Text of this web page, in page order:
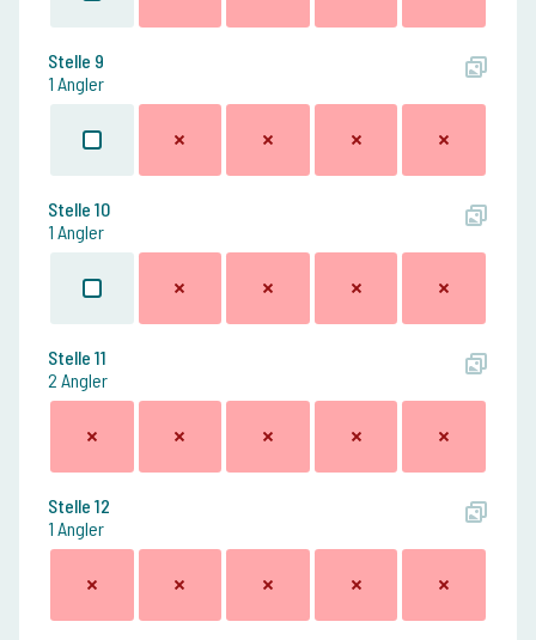
Stelle 9
1 Angler
Stelle 10
1 Angler
Stelle 11
2 Angler
Stelle 12
1 Angler